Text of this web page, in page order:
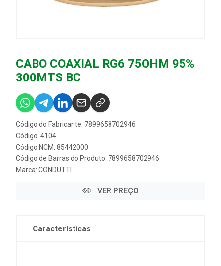
CABO COAXIAL RG6 75OHM 95%
300MTS BC
Código do Fabricante: 7899658702946
Código: 4104
Código NCM: 85442000
Código de Barras do Produto: 7899658702946
Marca: CONDUTTI
VER PREÇO
Características